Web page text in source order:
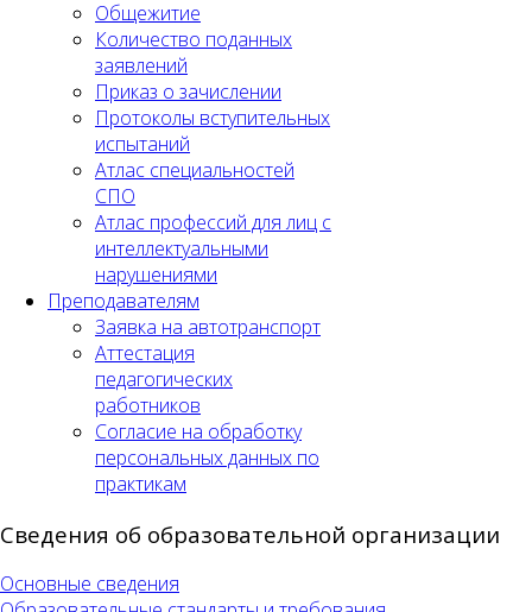
Общежитие
Количество поданных
заявлений
Приказ о зачислении
Протоколы вступительных
испытаний
Атлас специальностей
СПО
Атлас профессий для лиц с
интеллектуальными
нарушениями
Преподавателям
Заявка на автотранспорт
Аттестация
педагогических
работников
Согласие на обработку
персональных данных по
практикам
Сведения об образовательной организации
Основные сведения